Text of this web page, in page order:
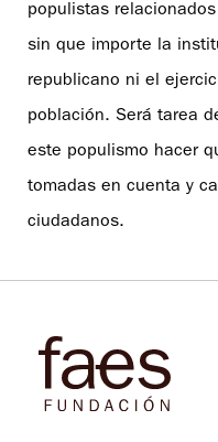
populistas
sin que importe la
republicano ni el
población. Será tarea
este populismo hacer
tomadas en cuenta y
ciudadanos.